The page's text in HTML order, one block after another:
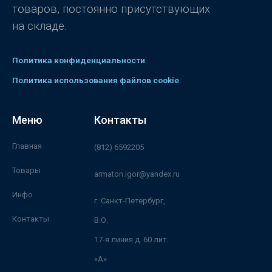
товаров, постоянно присутствующих
на складе.
Политика конфиденциальности
Политика использования файлов cookie
Меню
Главная
Товары
Инфо
Контакты
Контакты
(812) 6592205
armaton.igor@yandex.ru
г. Санкт-Петербург,
В.О.
17-я линия д. 60 лит.
«А»